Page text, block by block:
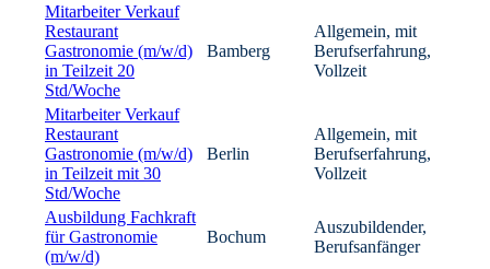
Mitarbeiter Verkauf
Restaurant
Gastronomie (m/w/d)
in Teilzeit 20
Std/Woche
Bamberg
Allgemein, mit
Berufserfahrung,
Vollzeit
Mitarbeiter Verkauf
Restaurant
Gastronomie (m/w/d)
in Teilzeit mit 30
Std/Woche
Berlin
Allgemein, mit
Berufserfahrung,
Vollzeit
Ausbildung Fachkraft
für Gastronomie
(m/w/d)
Bochum
Auszubildender,
Berufsanfänger